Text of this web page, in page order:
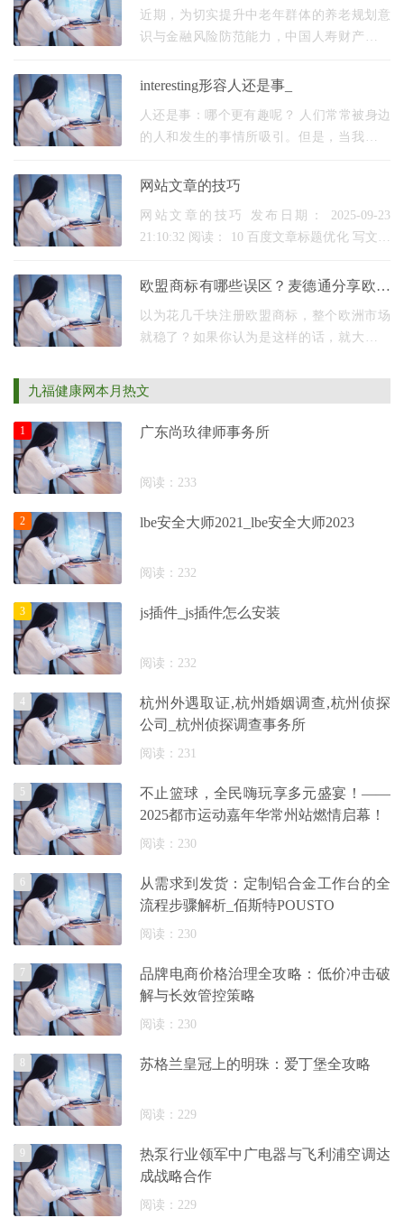
com
线，开展养老金融知识宣传活动
近期，为切实提升中老年群体的养老规划意
识与金融风险防范能力，中国人寿财产保险
寿财险鄯善县支公司”)主动作为，在鄯善县精
interesting形容人还是事_
人还是事：哪个更有趣呢？ 人们常常被身边
的人和发生的事情所吸引。但是，当我们要
是一个引人深思的问题。让我们来一起探讨
网站文章的技巧
网站文章的技巧 发布日期： 2025-09-23
21:10:32 阅读： 10 百度文章标题优化 写文章
词，避免自造词。百度更容易收录那些匹配
欧盟商标有哪些误区？麦德通分享欧盟
商标防护措施
以为花几千块注册欧盟商标，整个欧洲市场
就稳了？如果你认为是这样的话，就大错特
知，本质是出于降本增效的实际需求。“一标
通欧盟”的
九福健康网本月热文
广东尚玖律师事务所
阅读：233
1
lbe安全大师2021_lbe安全大师2023
阅读：232
2
js插件_js插件怎么安装
阅读：232
3
杭州外遇取证,杭州婚姻调查,杭州侦探
公司_杭州侦探调查事务所
阅读：231
4
不止篮球，全民嗨玩享多元盛宴！——
2025都市运动嘉年华常州站燃情启幕！
阅读：230
5
从需求到发货：定制铝合金工作台的全
流程步骤解析_佰斯特POUSTO
阅读：230
6
品牌电商价格治理全攻略：低价冲击破
解与长效管控策略
阅读：230
7
苏格兰皇冠上的明珠：爱丁堡全攻略
阅读：229
热泵行业领军中广电器与飞利浦空调达
成战略合作
阅读：229
9